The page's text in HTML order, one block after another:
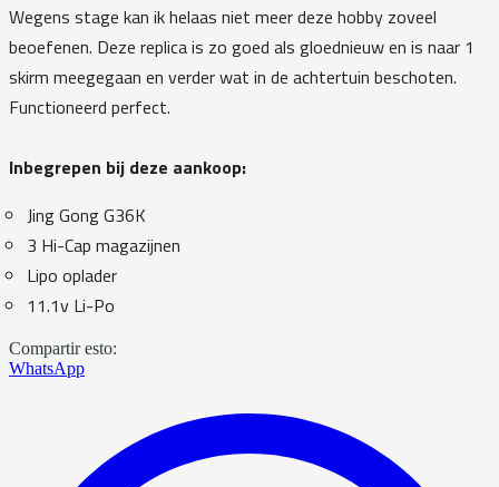
Wegens stage kan ik helaas niet meer deze hobby zoveel
beoefenen. Deze replica is zo goed als gloednieuw en is naar 1
skirm meegegaan en verder wat in de achtertuin beschoten.
Functioneerd perfect.
Inbegrepen bij deze aankoop:
Jing Gong G36K
3 Hi-Cap magazijnen
Lipo oplader
11.1v Li-Po
Compartir esto:
WhatsApp